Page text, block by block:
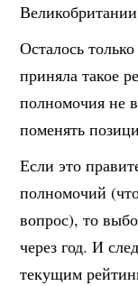
Осталось
приняла такое
полномочия не
поменять
Если это
полномочий
вопрос), то
через год. И
текущим